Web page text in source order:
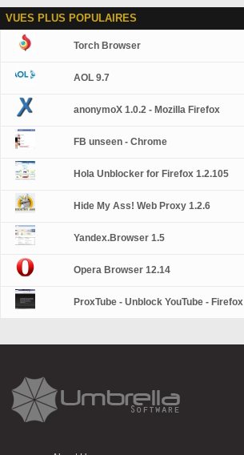
VUES PLUS POPULAIRES
Torch Browser
AOL 9.7
anonymoX 1.0.2 - Mozilla Firefox
FB unseen - Chrome
Hola Unblocker for Firefox 1.2.105
Hide My Ass! Web Proxy 1.2.6
Yandex.Browser 1.5
Opera Browser 12.14
ProxTube - Unblock YouTube - Firefox